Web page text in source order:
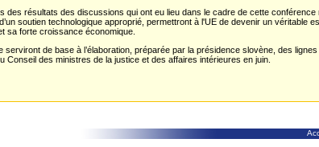
des résultats des discussions qui ont eu lieu dans le cadre de cette
soutien technologique approprié, permettront à l'UE de devenir un véritable
sa forte croissance économique.
serviront de base à l’élaboration, préparée par la présidence slovène, des
Conseil des ministres de la justice et des affaires intérieures en juin.